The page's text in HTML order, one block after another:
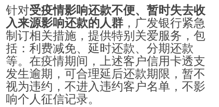
针对受疫情影响还款不便、暂时失去收
入来源影响还款的人群，广发银行紧急
制订相关措施，提供特别关爱服务，包
括：利费减免、延时还款、分期还款
等。在疫情期间，上述客户信用卡透支
发生逾期，可合理延后还款期限，暂不
视为违约，不进入违约客户名单，不影
响个人征信记录。